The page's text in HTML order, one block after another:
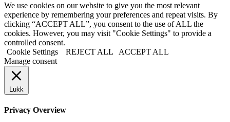
We use cookies on our website to give you the most relevant
experience by remembering your preferences and repeat visits. By
clicking “ACCEPT ALL”, you consent to the use of ALL the
cookies. However, you may visit "Cookie Settings" to provide a
controlled consent.
Cookie Settings
REJECT ALL
ACCEPT ALL
Manage consent
Lukk
Privacy Overview